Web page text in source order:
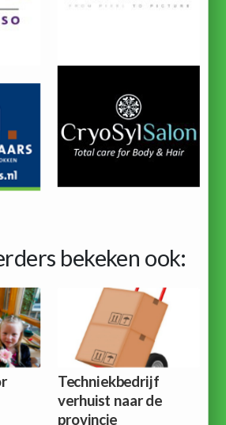
bekeken ook:
Techniekbedrijf
verhuist naar de
provincie